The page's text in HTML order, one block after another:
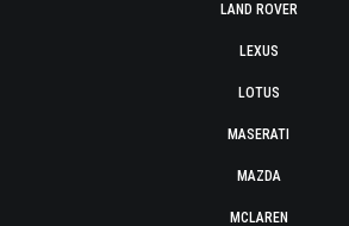
LAND ROVER
LEXUS
LOTUS
MASERATI
MAZDA
MCLAREN